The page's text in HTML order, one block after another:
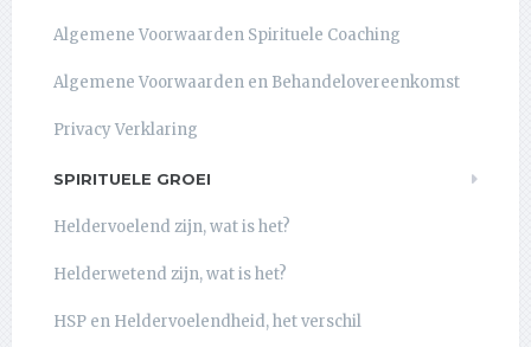
Algemene Voorwaarden Spirituele Coaching
Algemene Voorwaarden en Behandelovereenkomst
Privacy Verklaring
SPIRITUELE GROEI
Heldervoelend zijn, wat is het?
Helderwetend zijn, wat is het?
HSP en Heldervoelendheid, het verschil